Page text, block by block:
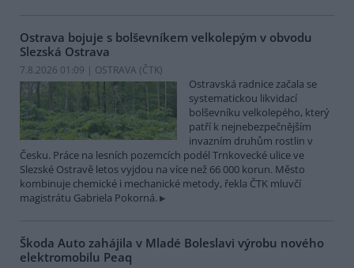
Ostrava bojuje s bolševníkem velkolepým v obvodu
Slezská Ostrava
7.8.2026 01:09 | OSTRAVA (ČTK)
Ostravská radnice začala se
systematickou likvidací
bolševníku velkolepého, který
patří k nejnebezpečnějším
invazním druhům rostlin v
Česku. Práce na lesních pozemcích podél Trnkovecké ulice ve
Slezské Ostravě letos vyjdou na více než 66 000 korun. Město
kombinuje chemické i mechanické metody, řekla ČTK mluvčí
magistrátu Gabriela Pokorná.
Škoda Auto zahájila v Mladé Boleslavi výrobu nového
elektromobilu Peaq